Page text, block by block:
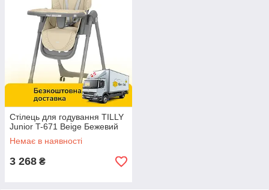
Стілець для годування TILLY
Junior T-671 Beige Бежевий
Немає в наявності
3 268 ₴